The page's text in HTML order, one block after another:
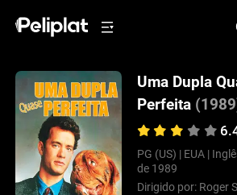
Uma Dupla
Perfeita
PG (US) | EUA |
de 1989
Dirigido por: Roger